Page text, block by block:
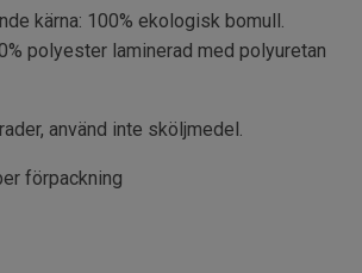
kärna: 100% ekologisk bomull.
polyester laminerad med polyuretan
använd inte sköljmedel.
förpackning